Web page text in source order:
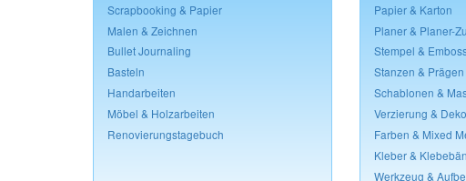
Scrapbooking & Papier
Malen & Zeichnen
Bullet Journaling
Basteln
Handarbeiten
Möbel & Holzarbeiten
Renovierungstagebuch
Papier & Karton
Planer & Planer-
Stempel &
Stanzen & Prägen
Schablonen &
Verzierung &
Farben & Mixed
Kleber &
Werkzeug &